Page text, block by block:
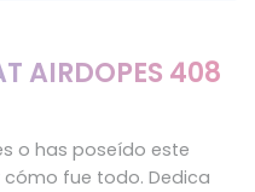
AIRDOPES 408
o has poseído este
fue todo. Dedica